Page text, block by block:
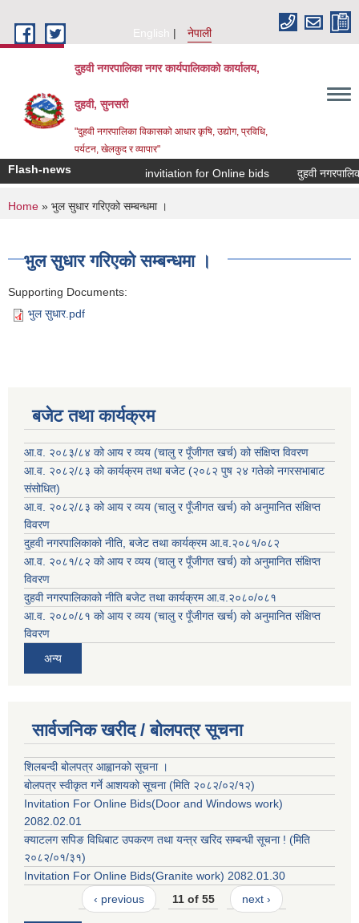
English
नेपाली
दुहवी नगरपालिका नगर कार्यपालिकाको कार्यालय,
दुहवी, सुनसरी
"दुहवी नगरपालिका विकासको आधार कृषि, उद्योग, प्रविधि,
पर्यटन, खेलकुद र व्यापार"
Flash-news invitiation for Online bids दुहवी
You are here
Home » भुल सुधार गरिएको सम्बन्धमा ।
भुल सुधार गरिएको सम्बन्धमा ।
Supporting Documents:
भुल सुधार.pdf
बजेट तथा कार्यक्रम
आ.व. २०८३/८४ को आय र व्यय (चालु र पूँजीगत खर्च) को संक्षिप्त विवरण
आ.व. २०८२/८३ को कार्यक्रम तथा बजेट (२०८२ पुष २४ गतेको नगरसभाबाट
संसोधित)
आ.व. २०८२/८३ को आय र व्यय (चालु र पूँजीगत खर्च) को अनुमानित संक्षिप्त
विवरण
दुहवी नगरपालिकाको नीति, बजेट तथा कार्यक्रम आ.व.२०८१/०८२
आ.व. २०८१/८२ को आय र व्यय (चालु र पूँजीगत खर्च) को अनुमानित संक्षिप्त
विवरण
दुहवी नगरपालिकाको नीति बजेट तथा कार्यक्रम आ.व.२०८०/०८१
आ.व. २०८०/८१ को आय र व्यय (चालु र पूँजीगत खर्च) को अनुमानित संक्षिप्त
विवरण
अन्य
सार्वजनिक खरीद / बोलपत्र सूचना
शिलबन्दी बोलपत्र आह्वानको सूचना ।
बोलपत्र स्वीकृत गर्ने आशयको सूचना (मिति २०८२/०२/१२)
Invitation For Online Bids(Door and Windows work)
2082.02.01
क्याटलग सपिङ विधिबाट उपकरण तथा यन्त्र खरिद सम्बन्धी सूचना ! (मिति
२०८२/०१/३१)
Invitation For Online Bids(Granite work) 2082.01.30
‹ previous
11 of 55 next ›